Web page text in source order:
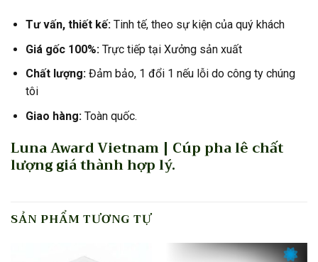
Tư vấn, thiết kế:Tinh tế, theo sự kiện của quý khách
Giá gốc 100%:Trực tiếp tại Xưởng sản xuất
Chất lượng:Đảm bảo, 1 đổi 1 nếu lỗi do công ty chúng
tôi
Giao hàng:Toàn quốc.
Luna Award Vietnam | Cúp pha lê chất
lượng giá thành hợp lý.
SẢN PHẨM TƯƠNG TỰ